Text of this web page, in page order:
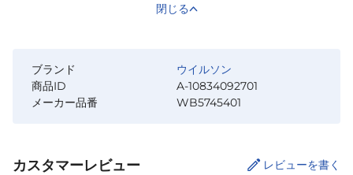
閉じる
ブランド
ウイルソン
商品ID
A-10834092701
メーカー品番
WB5745401
カスタマーレビュー レビューを書く